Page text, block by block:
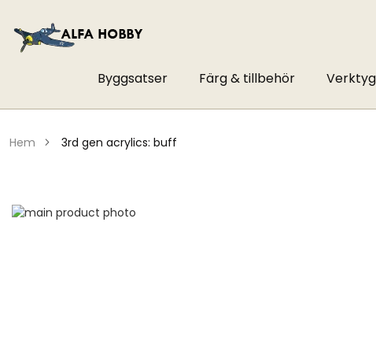
Byggsatser Färg & tillbehör Verktyg
hem 3rd gen acrylics: buff
Hoppa